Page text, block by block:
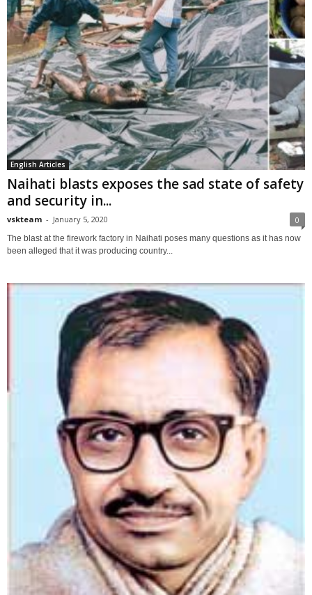
English Articles
Naihati blasts exposes the sad state of safety
and security in...
vskteam - January 5, 2020 0
The blast at the firework factory in Naihati poses many questions as it has now
been alleged that it was producing country...